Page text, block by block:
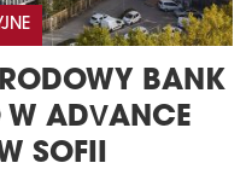
BANK
W ADVANCE
SOFII